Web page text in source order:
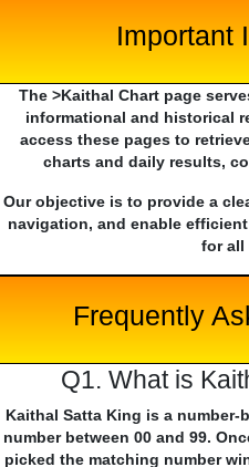
Important
The >Kaithal Chart page
informational and historical
access these pages to
charts and daily results,
Our objective is to provide a
navigation, and enable
for all
Frequently
Q1. What is
Kaithal Satta King is a number-
number between 00 and 99.
picked the matching number